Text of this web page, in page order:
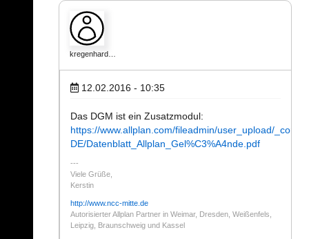
kregenhard…
12.02.2016 - 10:35
Das DGM ist ein Zusatzmodul:
https://www.allplan.com/fileadmin/user_upload/_corp/
DE/Datenblatt_Allplan_Gel%C3%A4nde.pdf
Viele Grüße,
Kerstin
http://www.ncc-mitte.de
Autorisierter Allplan Partner in Weimar, Dresden, Weißenfels,
Leipzig, Braunschweig und Kassel